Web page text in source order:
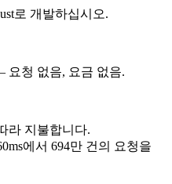
로 개발하십시오.
요청 없음, 요금 없음.
라 지불합니다.
에서 694만 건의 요청을